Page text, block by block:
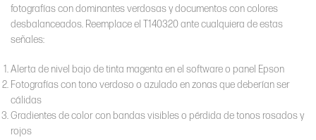
fotografías con dominantes verdosas y documentos con colores
desbalanceados. Reemplace el T140320 ante cualquiera de estas
señales:
Alerta de nivel bajo de tinta magenta en el software o panel Epson
Fotografías con tono verdoso o azulado en zonas que deberían ser
cálidas
Gradientes de color con bandas visibles o pérdida de tonos rosados y
rojos